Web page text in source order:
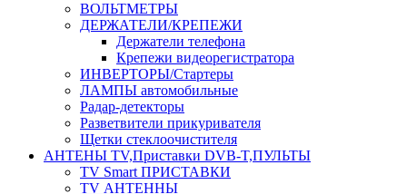
ВОЛЬТМЕТРЫ
ДЕРЖАТЕЛИ/КРЕПЕЖИ
Держатели телефона
Крепежи видеорегистратора
ИНВЕРТОРЫ/Стартеры
ЛАМПЫ автомобильные
Радар-детекторы
Разветвители прикуривателя
Щетки стеклоочистителя
АНТЕНЫ ТV,Приставки DVB-T,ПУЛЬТЫ
TV Smart ПРИСТАВКИ
TV АНТЕННЫ